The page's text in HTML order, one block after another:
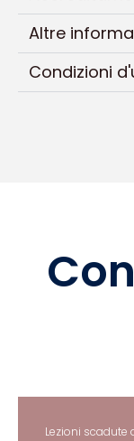
Altre
Condizioni
Lezioni scadute